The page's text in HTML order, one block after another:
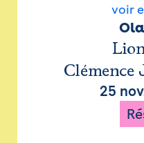
voir
Clémence
25